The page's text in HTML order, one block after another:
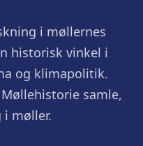
i møllernes
historisk vinkel i
og klimapolitik.
samle,
møller.